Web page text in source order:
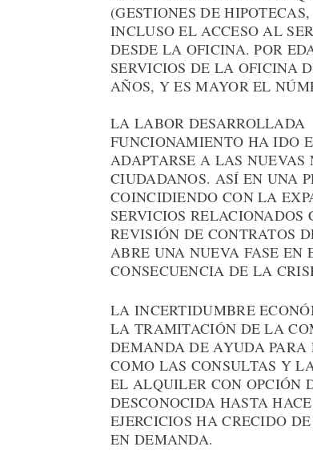
(GESTIONES DE
INCLUSO EL ACCESO AL
DESDE LA OFICINA. POR
SERVICIOS DE LA OFICINA
AÑOS, Y ES MAYOR EL
LA LABOR DESARROLLADA
FUNCIONAMIENTO HA IDO
ADAPTARSE A LAS
CIUDADANOS. ASÍ EN UNA
COINCIDIENDO CON LA
SERVICIOS
REVISIÓN DE CONTRATOS
ABRE UNA NUEVA FASE EN
CONSECUENCIA DE LA
LA INCERTIDUMBRE
LA TRAMITACIÓN DE LA
DEMANDA DE AYUDA PARA
COMO LAS CONSULTAS Y
EL ALQUILER CON OPCIÓN
DESCONOCIDA HASTA
EJERCICIOS HA CRECIDO
EN DEMANDA.